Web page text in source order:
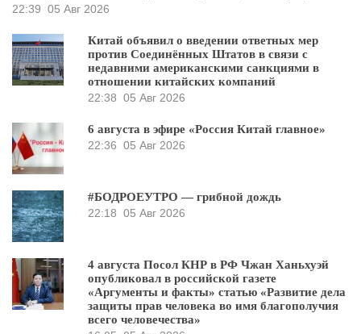
22:39 05 Авг 2026
Китай объявил о введении ответных мер
против Соединённых Штатов в связи с
недавними американскими санкциями в
отношении китайских компаний
22:38 05 Авг 2026
6 августа в эфире «Россия Китай главное»
22:36 05 Авг 2026
#БОДРОЕУТРО — грибной дождь
22:18 05 Авг 2026
4 августа Посол КНР в РФ Чжан Ханьхуэй
опубликовал в российской газете
«Аргументы и факты» статью «Развитие дела
защиты прав человека во имя благополучия
всего человечества»